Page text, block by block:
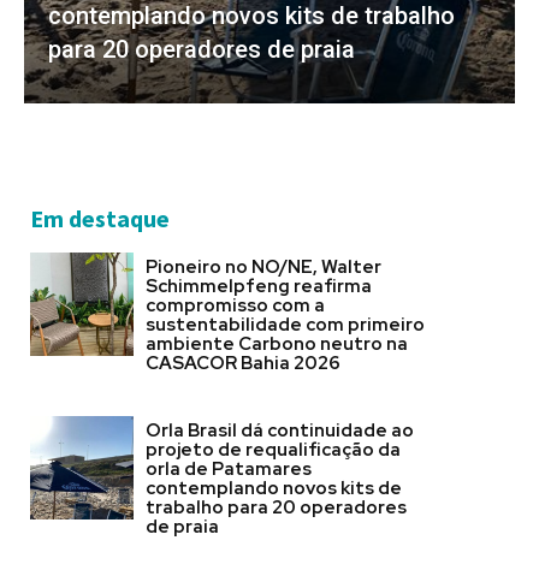
contemplando novos kits de trabalho
para 20 operadores de praia
Em destaque
Pioneiro no NO/NE, Walter
Schimmelpfeng reafirma
compromisso com a
sustentabilidade com primeiro
ambiente Carbono neutro na
CASACOR Bahia 2026
Orla Brasil dá continuidade ao
projeto de requalificação da
orla de Patamares
contemplando novos kits de
trabalho para 20 operadores
de praia